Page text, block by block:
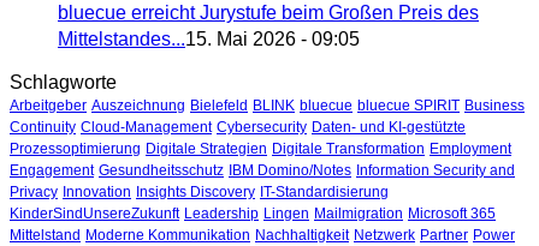
bluecue erreicht Jurystufe beim Großen Preis des
Mittelstandes...15. Mai 2026 - 09:05
Schlagworte
Arbeitgeber Auszeichnung Bielefeld BLINK bluecue bluecue SPIRIT Business
Continuity Cloud-Management Cybersecurity Daten- und KI-gestützte
Prozessoptimierung Digitale Strategien Digitale Transformation Employment
Engagement Gesundheitsschutz IBM Domino/Notes Information Security and
Privacy Innovation Insights Discovery IT-Standardisierung
KinderSindUnsereZukunft Leadership Lingen Mailmigration Microsoft 365
Mittelstand Moderne Kommunikation Nachhaltigkeit Netzwerk Partner Power